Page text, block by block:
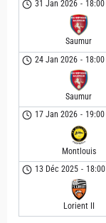
31 Jan 2026 - 18:00
Saumur
24 Jan 2026 - 18:00
Saumur
17 Jan 2026 - 19:00
Montlouis
13 Déc 2025 - 18:00
Lorient II